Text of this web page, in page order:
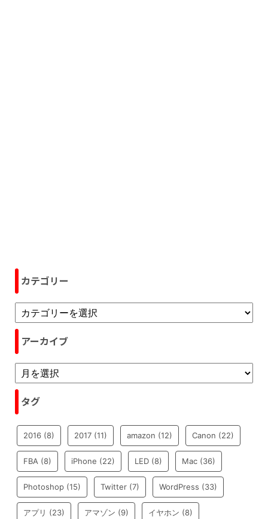
カテゴリー
アーカイブ
タグ
2016 (8) 2017 (11) amazon (12) Canon (22)
FBA (8) iPhone (22) LED (8) Mac (36)
Photoshop (15) Twitter (7) WordPress (33)
アプリ (23) アマゾン (9) イヤホン (8)